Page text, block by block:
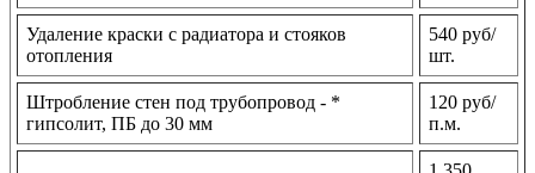
Удаление краски с радиатора и стояков
отопления
540 руб/
шт.
Штробление стен под трубопровод - *
гипсолит, ПБ до 30 мм
120 руб/
п.м.